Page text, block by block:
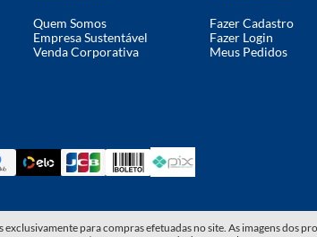
Quem Somos
Empresa Sustentável
Venda Corporativa
Fazer Cadastro
Fazer Login
Meus Pedidos
para compras efetuadas no site. As imagens dos